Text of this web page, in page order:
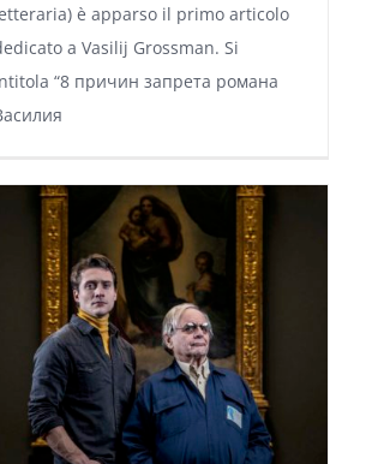
è apparso il primo articolo
a Vasilij Grossman. Si
“8 причин запрета романа